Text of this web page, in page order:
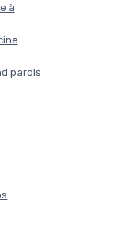
à
parois